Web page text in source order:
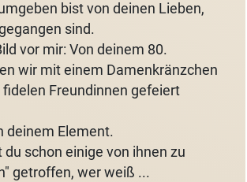
bist von deinen Lieben,
sind.
vor mir: Von deinem 80.
wir mit einem Damenkränzchen
Freundinnen gefeiert
deinem Element.
schon einige von ihnen zu
getroffen, wer weiß ...